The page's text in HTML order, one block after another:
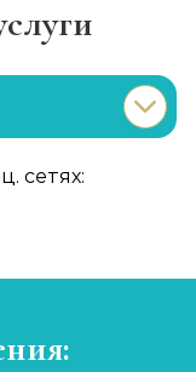
сетях: